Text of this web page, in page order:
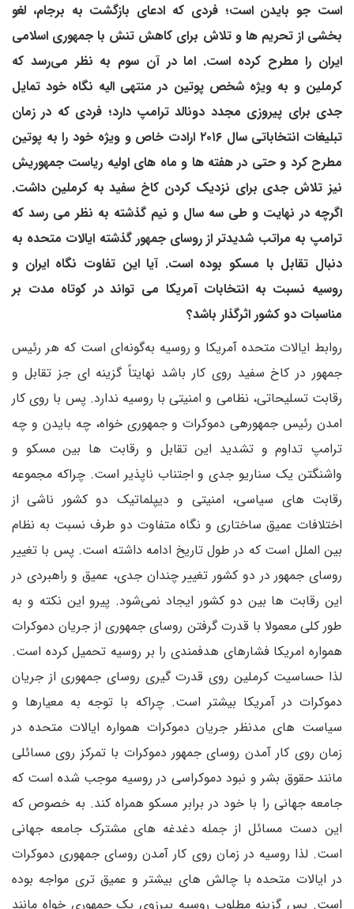
است جو بایدن است؛ فردی که ادعای بازگشت به برجام، لغو
بخشی از تحریم ها و تلاش برای کاهش تنش با جمهوری اسلامی
ایران را مطرح کرده است. اما در آن سوم به نظر می‌رسد که
کرملین و به ویژه شخص پوتین در منتهی الیه نگاه خود تمایل
جدی برای پیروزی مجدد دونالد ترامپ دارد؛ فردی که در زمان
تبلیغات انتخاباتی سال ۲۰۱۶ ارادت خاص و ویژه خود را به پوتین
مطرح کرد و حتی در هفته ها و ماه های اولیه ریاست جمهوریش
نیز تلاش جدی برای نزدیک کردن کاخ سفید به کرملین داشت.
اگرچه در نهایت و طی سه سال و نیم گذشته به نظر می رسد که
ترامپ به مراتب شدیدتر از روسای جمهور گذشته ایالات متحده به
دنبال تقابل با مسکو بوده است. آیا این تفاوت نگاه ایران و
روسیه نسبت به انتخابات آمریکا می تواند در کوتاه مدت بر
مناسبات دو کشور اثرگذار باشد؟
روابط ایالات متحده آمریکا و روسیه به‌گونه‌ای است که هر رئیس
جمهور در کاخ سفید روی کار باشد نهایتاً گزینه ای جز تقابل و
رقابت تسلیحاتی، نظامی و امنیتی با روسیه ندارد. پس با روی کار
امدن رئیس جمهورهی دموکرات و جمهوری خواه، چه بایدن و چه
ترامپ تداوم و تشدید این تقابل و رقابت ها بین مسکو و
واشنگتن یک سناریو جدی و اجتناب ناپذیر است. چراکه مجموعه
رقابت های سیاسی، امنیتی و دیپلماتیک دو کشور ناشی از
اختلافات عمیق ساختاری و نگاه متفاوت دو طرف نسبت به نظام
بین الملل است که در طول تاریخ ادامه داشته است. پس با تغییر
روسای جمهور در دو کشور تغییر چندان جدی، عمیق و راهبردی در
این رقابت ها بین دو کشور ایجاد نمی‌شود. پیرو این نکته و به
طور کلی معمولا با قدرت گرفتن روسای جمهوری از جریان دموکرات
همواره امریکا فشارهای هدفمندی را بر روسیه تحمیل کرده است.
لذا حساسیت کرملین روی قدرت گیری روسای جمهوری از جریان
دموکرات در آمریکا بیشتر است. چراکه با توجه به معیارها و
سیاست های مدنظر جریان دموکرات همواره ایالات متحده در
زمان روی کار آمدن روسای جمهور دموکرات با تمرکز روی مسائلی
مانند حقوق بشر و نبود دموکراسی در روسیه موجب شده است که
جامعه جهانی را با خود در برابر مسکو همراه کند. به خصوص که
این دست مسائل از جمله دغدغه های مشترک جامعه جهانی
است. لذا روسیه در زمان روی کار آمدن روسای جمهوری دموکرات
در ایالات متحده با چالش های بیشتر و عمیق تری مواجه بوده
است. پس گزینه مطلوب روسیه پیرزوی یک جمهوری خواه مانند